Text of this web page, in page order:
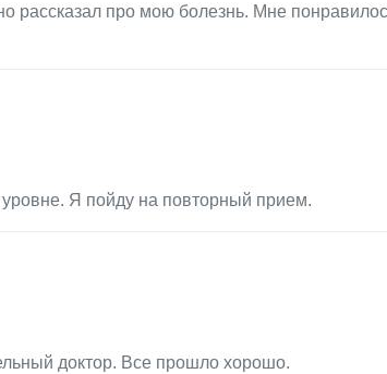
рассказал про мою болезнь. Мне
Я пойду на повторный прием.
доктор. Все прошло хорошо.